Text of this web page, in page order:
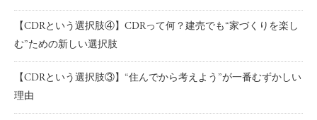
【CDRという選択肢④】CDRって何？建売でも“家づくりを楽し
む”ための新しい選択肢
【CDRという選択肢③】“住んでから考えよう”が一番むずかしい
理由